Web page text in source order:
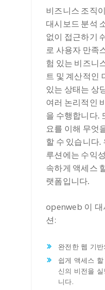
비즈니스 조직
대시보드 분석
없이 접근하기
로 사용자 만족
험 있는 비즈니
트 및 계산적인
있는 상태는 상
여러 논리적인
을 수행합니다.
요를 이해 무엇
할 수 있습니다.
루션에는 수익
속하게 액세스
랫폼입니다.
openweb 이 대
션:
완전한 웹 기
쉽게 액세스
신의 비전을
니다.